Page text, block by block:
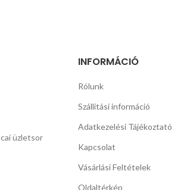
üzletsor
INFORMÁCIÓ
Rólunk
Szállítási információ
Adatkezelési Tájékoztató
Kapcsolat
Vásárlási Feltételek
Oldaltérkép